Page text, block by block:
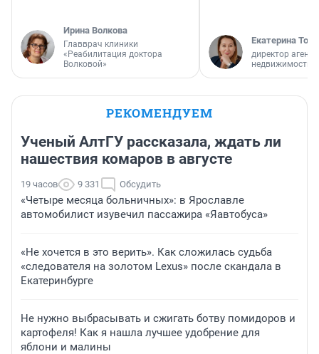
Ирина Волкова
Главврач клиники
«Реабилитация доктора
Волковой»
Екатерина
директор
недвижимости
РЕКОМЕНДУЕМ
Ученый АлтГУ рассказала, ждать ли
нашествия комаров в августе
19 часов 9 331 Обсудить
«Четыре месяца больничных»: в Ярославле
автомобилист изувечил пассажира «Яавтобуса»
«Не хочется в это верить». Как сложилась судьба
«следователя на золотом Lexus» после скандала в
Екатеринбурге
Не нужно выбрасывать и сжигать ботву помидоров и
картофеля! Как я нашла лучшее удобрение для
яблони и малины